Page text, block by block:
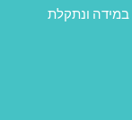
ונתקלת